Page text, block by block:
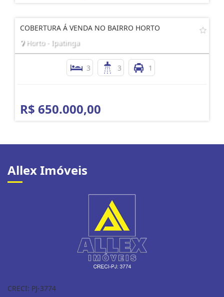
COBERTURA Á VENDA NO BAIRRO HORTO
Horto - Ipatinga
3 3 1
R$ 650.000,00